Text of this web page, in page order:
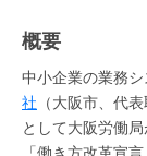
概要
中小企業の業務
社 （大阪市、代
として大阪労働